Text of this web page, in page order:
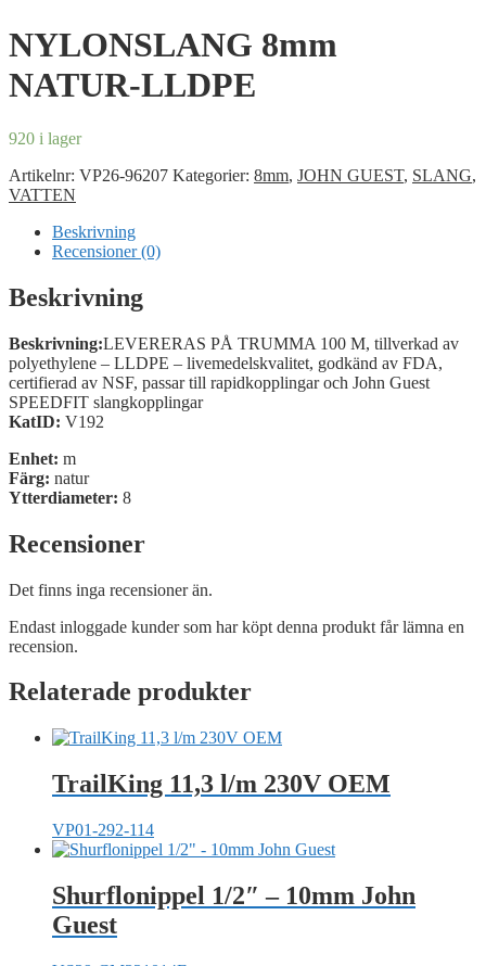
NYLONSLANG 8mm
NATUR-LLDPE
920 i lager
Artikelnr: VP26-96207 Kategorier: 8mm, JOHN GUEST, SLANG,
VATTEN
Beskrivning
Recensioner (0)
Beskrivning
Beskrivning:LEVERERAS PÅ TRUMMA 100 M, tillverkad av
polyethylene – LLDPE – livemedelskvalitet, godkänd av FDA,
certifierad av NSF, passar till rapidkopplingar och John Guest
SPEEDFIT slangkopplingar
KatID: V192
Enhet: m
Färg: natur
Ytterdiameter: 8
Recensioner
Det finns inga recensioner än.
Endast inloggade kunder som har köpt denna produkt får lämna en
recension.
Relaterade produkter
TrailKing 11,3 l/m 230V OEM
VP01-292-114
Shurflonippel 1/2″ – 10mm John
Guest